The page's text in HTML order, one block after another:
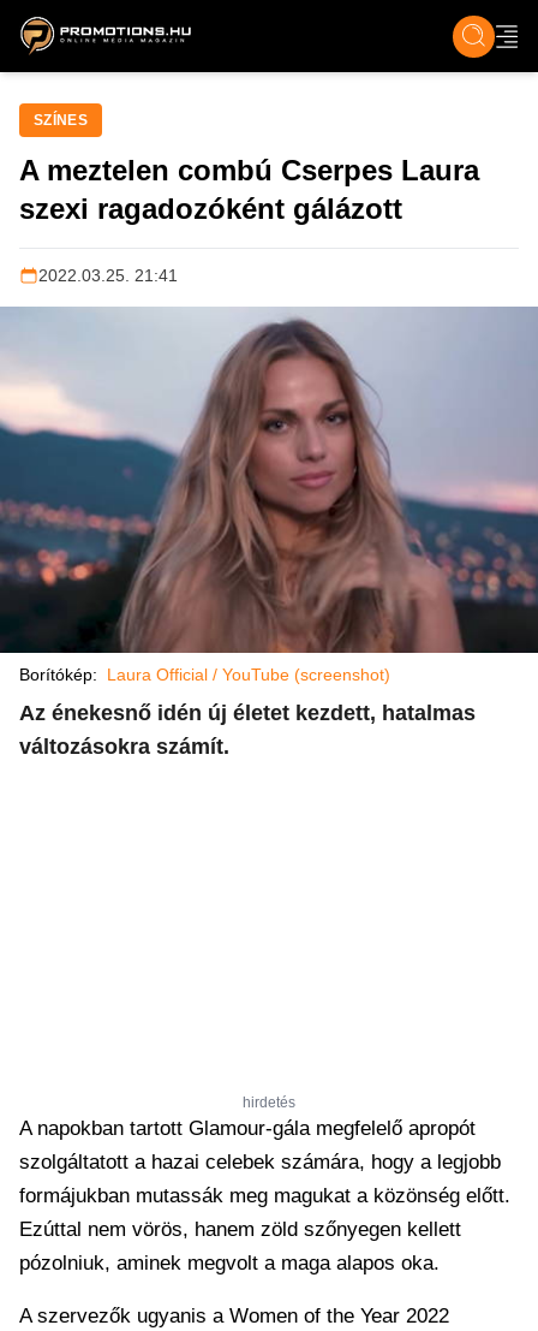
ZENE, FILM & KULT ÉLET TECH &
SZÍNES
A meztelen combú Cserpes Laura
szexi ragadozóként gálázott
2022.03.25. 21:41
Borítókép: Laura Official / YouTube (screenshot)
Az énekesnő idén új életet kezdett, hatalmas
változásokra számít.
hirdetés
A napokban tartott Glamour-gála megfelelő apropót
szolgáltatott a hazai celebek számára, hogy a legjobb
formájukban mutassák meg magukat a közönség előtt.
Ezúttal nem vörös, hanem zöld szőnyegen kellett
pózolniuk, aminek megvolt a maga alapos oka.
A szervezők ugyanis a Women of the Year 2022